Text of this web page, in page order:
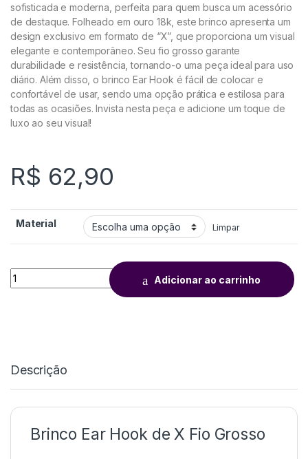
sofisticada e moderna, perfeita para quem busca um acessório
de destaque. Folheado em ouro 18k, este brinco apresenta um
design exclusivo em formato de “X”, que proporciona um visual
elegante e contemporâneo. Seu fio grosso garante
durabilidade e resistência, tornando-o uma peça ideal para uso
diário. Além disso, o brinco Ear Hook é fácil de colocar e
confortável de usar, sendo uma opção prática e estilosa para
todas as ocasiões. Invista nesta peça e adicione um toque de
luxo ao seu visual!
R$ 62,90
Material Limpar
Adicionar ao carrinho
Descrição
Brinco Ear Hook de X Fio Grosso